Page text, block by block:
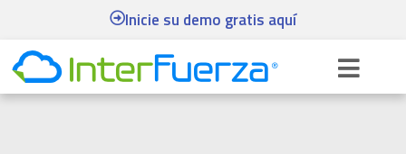
Inicie su demo gratis aquí